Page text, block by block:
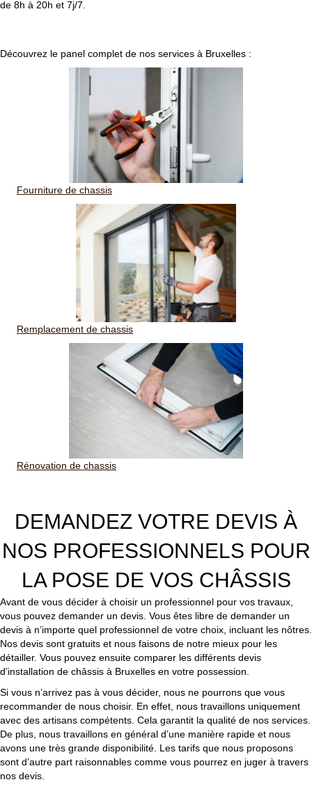
de 8h à 20h et 7j/7.
Découvrez le panel complet de nos services à Bruxelles :
Fourniture de chassis
Remplacement de chassis
Rénovation de chassis
DEMANDEZ VOTRE DEVIS À
NOS PROFESSIONNELS POUR
LA POSE DE VOS CHÂSSIS
Avant de vous décider à choisir un professionnel pour vos travaux,
vous pouvez demander un devis. Vous êtes libre de demander un
devis à n’importe quel professionnel de votre choix, incluant les nôtres.
Nos devis sont gratuits et nous faisons de notre mieux pour les
détailler. Vous pouvez ensuite comparer les différents devis
d’installation de châssis à Bruxelles en votre possession.
Si vous n’arrivez pas à vous décider, nous ne pourrons que vous
recommander de nous choisir. En effet, nous travaillons uniquement
avec des artisans compétents. Cela garantit la qualité de nos services.
De plus, nous travaillons en général d’une manière rapide et nous
avons une très grande disponibilité. Les tarifs que nous proposons
sont d’autre part raisonnables comme vous pourrez en juger à travers
nos devis.